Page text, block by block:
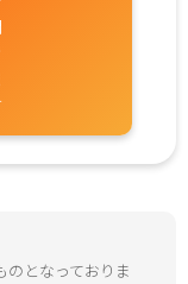
となっておりま